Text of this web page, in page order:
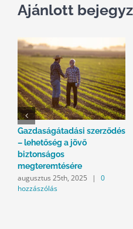
Ajánlott
Gazdaságátadási szerződés
– lehetőség a jövő
biztonságos
megteremtésére
augusztus 25th, 2025 |
0
hozzászólás